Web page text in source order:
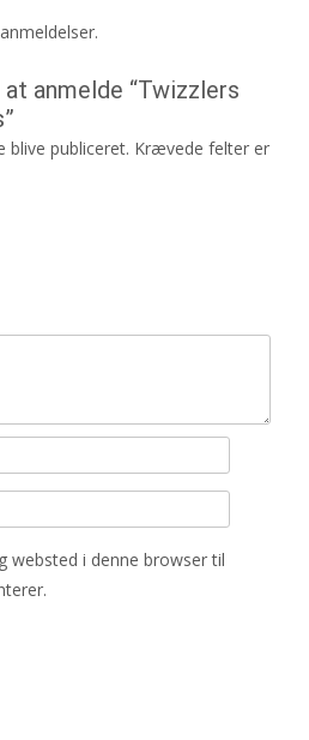
anmelde “Twizzlers
blive publiceret. Krævede felter er
websted i denne browser til